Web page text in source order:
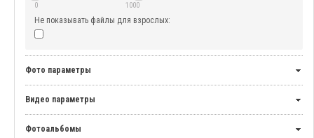
0 1000
Не показывать файлы для взрослых:
Фото параметры
Видео параметры
Фотоальбомы